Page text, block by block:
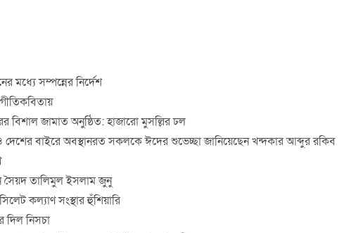
মধ্যে সম্পন্নের নির্দেশ
জামাত অনুষ্ঠিত: হাজারো মুসল্লির ঢল
বাইরে অবস্থানরত সকলকে ঈদের শুভেচ্ছা জানিয়েছেন খন্দকার আব্দুর রকিব
সৈয়দ তালিমুল ইসলাম জুনু
কল্যাণ সংস্থার হুঁশিয়ারি
দিল নিসচা